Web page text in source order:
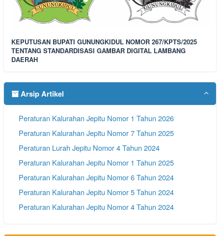
KEPUTUSAN BUPATI GUNUNGKIDUL NOMOR 267/KPTS/2025
TENTANG STANDARDISASI GAMBAR DIGITAL LAMBANG
DAERAH
Arsip Artikel
Peraturan Kalurahan Jepitu Nomor 1 Tahun 2026
Peraturan Kalurahan Jepitu Nomor 7 Tahun 2025
Peraturan Lurah Jepitu Nomor 4 Tahun 2024
Peraturan Kalurahan Jepitu Nomor 1 Tahun 2025
Peraturan Kalurahan Jepitu Nomor 6 Tahun 2024
Peraturan Kalurahan Jepitu Nomor 5 Tahun 2024
Peraturan Kalurahan Jepitu Nomor 4 Tahun 2024